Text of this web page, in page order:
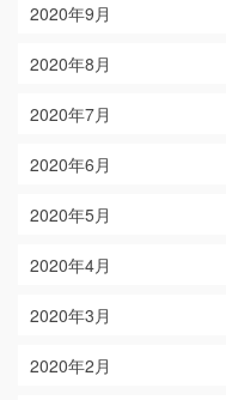
2020年9月
2020年8月
2020年7月
2020年6月
2020年5月
2020年4月
2020年3月
2020年2月